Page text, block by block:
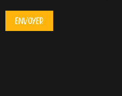
ENVOYER